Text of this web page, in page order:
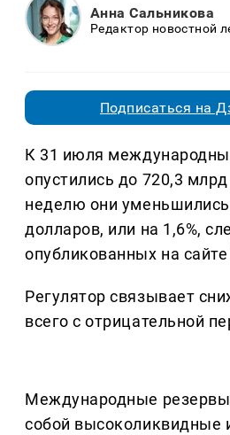
Анна Сальникова
Редактор новостной
Подписаться на
К 31 июля
опустились до 720,3
неделю они
долларов, или на 1,6%,
опубликованных на
Регулятор связывает
всего с отрицательной
Международные
собой высоколиквидные